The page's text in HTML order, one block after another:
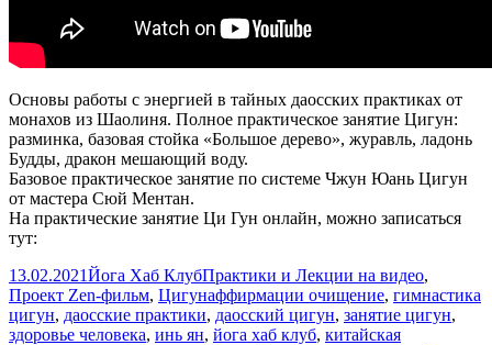
Основы работы с энергией в тайных даосских практиках от
монахов из Шаолиня. Полное практическое занятие Цигун:
разминка, базовая стойка «Большое дерево», журавль, ладонь
Будды, дракон мешающий воду.
Базовое практическое занятие по системе Чжун Юань Цигун
от мастера Сюй Ментан.
На практические занятие Ци Гун онлайн, можно записаться
тут:
Опубликовано
13.02.2021Автор
Йога Хаб КлубРубрики
Практики и Лекции на видео,
Проект Zen-фильм, ЦигунМетки
аффирмации очищение, гимнастика
цигун, даосские практики, даосский цигун, занятие цигун,
здоровье человека, инь ян, йога хаб клуб, китайская